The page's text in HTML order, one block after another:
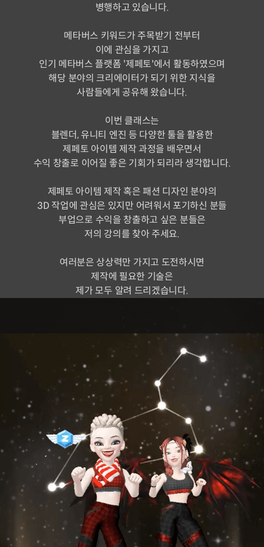
병행하고 있습니다.
메타버스 키워드가 주목받기 전부터
이에 관심을 가지고
인기 메타버스 플랫폼 '제페토'에서 활동하였으며
해당 분야의 크리에이터가 되기 위한 지식을
사람들에게 공유해 왔습니다.
이번 클래스는
블렌더, 유니티 엔진 등 다양한 툴을 활용한
제페토 아이템 제작 과정을 배우면서
수익 창출로 이어질 좋은 기회가 되리라 생각합니다.
제페토 아이템 제작 혹은 패션 디자인 분야의
3D 작업에 관심은 있지만 어려워서 포기하신 분들
부업으로 수익을 창출하고 싶은 분들은
저의 강의를 찾아 주세요.
여러분은 상상력만 가지고 도전하시면
제작에 필요한 기술은
제가 모두 알려 드리겠습니다.
메타버스 크리에이터 이해출
현) 3D 제작 테크니컬 디렉터
현) 제페토 공식 크리에이터
이력 더보기